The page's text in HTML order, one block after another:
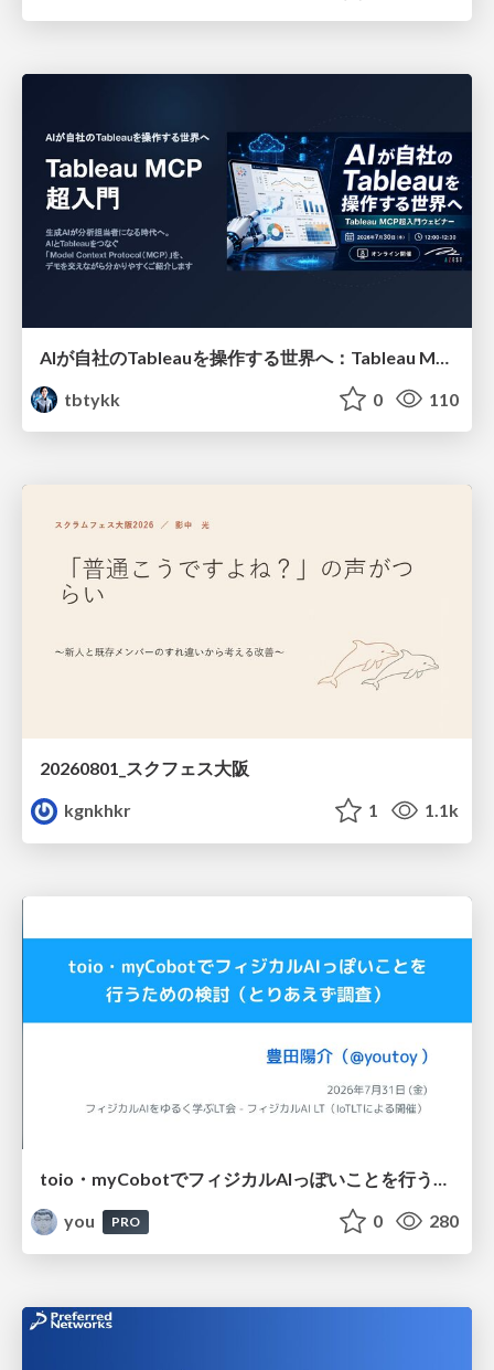
tbtykk
0 110
20260801_スクフェス大阪
kgnkhkr
1 1.1k
toio・myCobotでフィジカルAIっぽいことを行うための検討（とりあえず調査） / フィジカルAI LT（IoTLTによる開催）
you
PRO 0 280